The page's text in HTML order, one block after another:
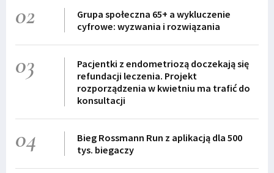
02
Grupa społeczna 65+ a wykluczenie
cyfrowe: wyzwania i rozwiązania
03
Pacjentki z endometriozą doczekają się
refundacji leczenia. Projekt
rozporządzenia w kwietniu ma trafić do
konsultacji
04
Bieg Rossmann Run z aplikacją dla 500
tys. biegaczy